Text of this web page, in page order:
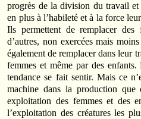
progrès de la division du travail
en plus à l’habileté et à la force
Ils permettent de remplacer des
d’autres, non exercées mais
également de remplacer dans leur
femmes et même par des
tendance se fait sentir. Mais ce
machine dans la production que
exploitation des femmes et des
l’exploitation des créatures les